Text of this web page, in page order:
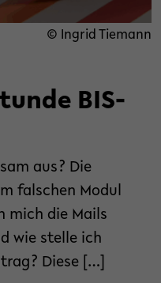
© Ingrid Tiemann
BIS-
aus? Die
falschen Modul
mich die Mails
wie stelle ich
Diese […]